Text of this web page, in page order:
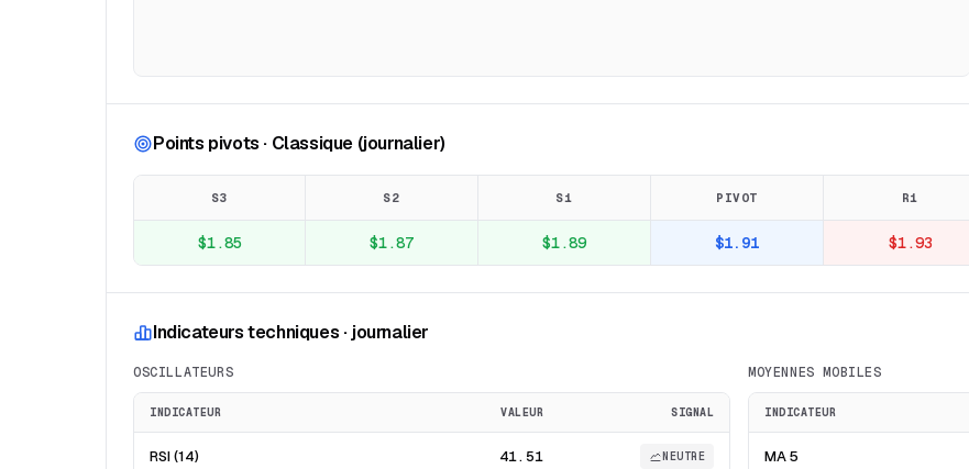
Points pivots · Classique (journalier)
S3 S2 S1 PIVOT R1
$1.85 $1.87 $1.89 $1.91 $1.93
Indicateurs techniques · journalier
OSCILLATEURS
INDICATEUR VALEUR SIGNAL
RSI (14) 41.51 NEUTRE
MOYENNES MOBILES
INDICATEUR
MA 5